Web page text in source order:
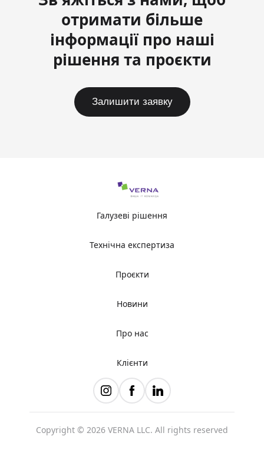
отримати більше
інформації про наші
рішення та проєкти
Залишити заявку
Галузеві рішення
Технічна експертиза
Проєкти
Новини
Про нас
Клієнти
Copyright © 2026 VERNA LLC. All rights reserved